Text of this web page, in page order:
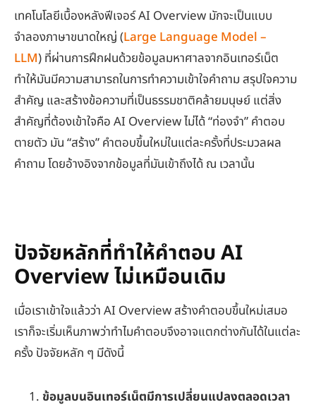
เทคโนโลยีเบื้องหลังฟีเจอร์ AI Overview มักจะเป็นแบบ
จำลองภาษาขนาดใหญ่ (Large Language Model –
LLM) ที่ผ่านการฝึกฝนด้วยข้อมูลมหาศาลจากอินเทอร์เน็ต
ทำให้มันมีความสามารถในการทำความเข้าใจคำถาม สรุปใจความ
สำคัญ และสร้างข้อความที่เป็นธรรมชาติคล้ายมนุษย์ แต่สิ่ง
สำคัญที่ต้องเข้าใจคือ AI Overview ไม่ได้ “ท่องจำ” คำตอบ
ตายตัว มัน “สร้าง” คำตอบขึ้นใหม่ในแต่ละครั้งที่ประมวลผล
คำถาม โดยอ้างอิงจากข้อมูลที่มันเข้าถึงได้ ณ เวลานั้น
ปัจจัยหลักที่ทำให้คำตอบ AI
Overview ไม่เหมือนเดิม
เมื่อเราเข้าใจแล้วว่า AI Overview สร้างคำตอบขึ้นใหม่เสมอ
เราก็จะเริ่มเห็นภาพว่าทำไมคำตอบจึงอาจแตกต่างกันได้ในแต่ละ
ครั้ง ปัจจัยหลัก ๆ มีดังนี้
ข้อมูลบนอินเทอร์เน็ตมีการเปลี่ยนแปลงตลอดเวลา